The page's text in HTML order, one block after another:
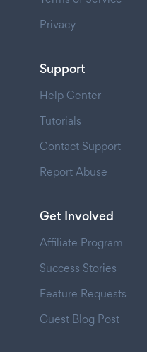
Privacy
Support
Help Center
Tutorials
Contact Support
Report Abuse
Get Involved
Affiliate Program
Success Stories
Feature Requests
Guest Blog Post